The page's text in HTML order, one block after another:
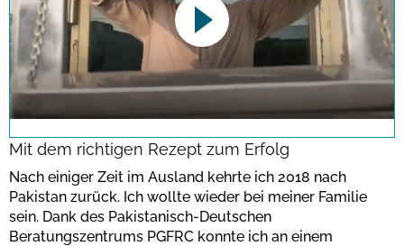
This link opens a YouTube video. Please
note the data protection regulations valid
for this site.
Bestätigen
Mit dem richtigen Rezept zum Erfolg
Nach einiger Zeit im Ausland kehrte ich 2018 nach
Pakistan zurück. Ich wollte wieder bei meiner Familie
sein. Dank des Pakistanisch-Deutschen
Beratungszentrums PGFRC konnte ich an einem